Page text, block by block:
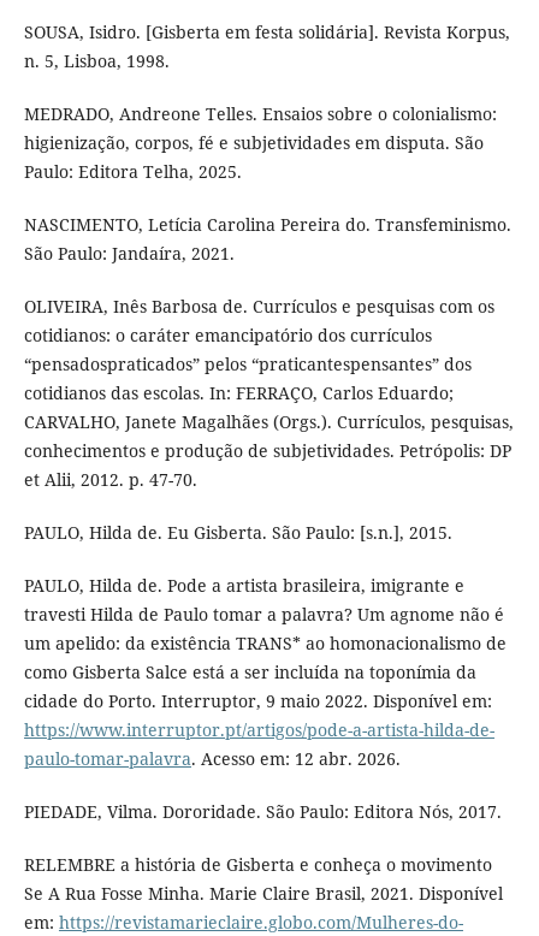
SOUSA, Isidro. [Gisberta em festa solidária]. Revista Korpus,
n. 5, Lisboa, 1998.
MEDRADO, Andreone Telles. Ensaios sobre o colonialismo:
higienização, corpos, fé e subjetividades em disputa. São
Paulo: Editora Telha, 2025.
NASCIMENTO, Letícia Carolina Pereira do. Transfeminismo.
São Paulo: Jandaíra, 2021.
OLIVEIRA, Inês Barbosa de. Currículos e pesquisas com os
cotidianos: o caráter emancipatório dos currículos
“pensadospraticados” pelos “praticantespensantes” dos
cotidianos das escolas. In: FERRAÇO, Carlos Eduardo;
CARVALHO, Janete Magalhães (Orgs.). Currículos, pesquisas,
conhecimentos e produção de subjetividades. Petrópolis: DP
et Alii, 2012. p. 47-70.
PAULO, Hilda de. Eu Gisberta. São Paulo: [s.n.], 2015.
PAULO, Hilda de. Pode a artista brasileira, imigrante e
travesti Hilda de Paulo tomar a palavra? Um agnome não é
um apelido: da existência TRANS* ao homonacionalismo de
como Gisberta Salce está a ser incluída na toponímia da
cidade do Porto. Interruptor, 9 maio 2022. Disponível em:
https://www.interruptor.pt/artigos/pode-a-artista-hilda-de-
paulo-tomar-palavra. Acesso em: 12 abr. 2026.
PIEDADE, Vilma. Dororidade. São Paulo: Editora Nós, 2017.
RELEMBRE a história de Gisberta e conheça o movimento
Se A Rua Fosse Minha. Marie Claire Brasil, 2021. Disponível
em: https://revistamarieclaire.globo.com/Mulheres-do-